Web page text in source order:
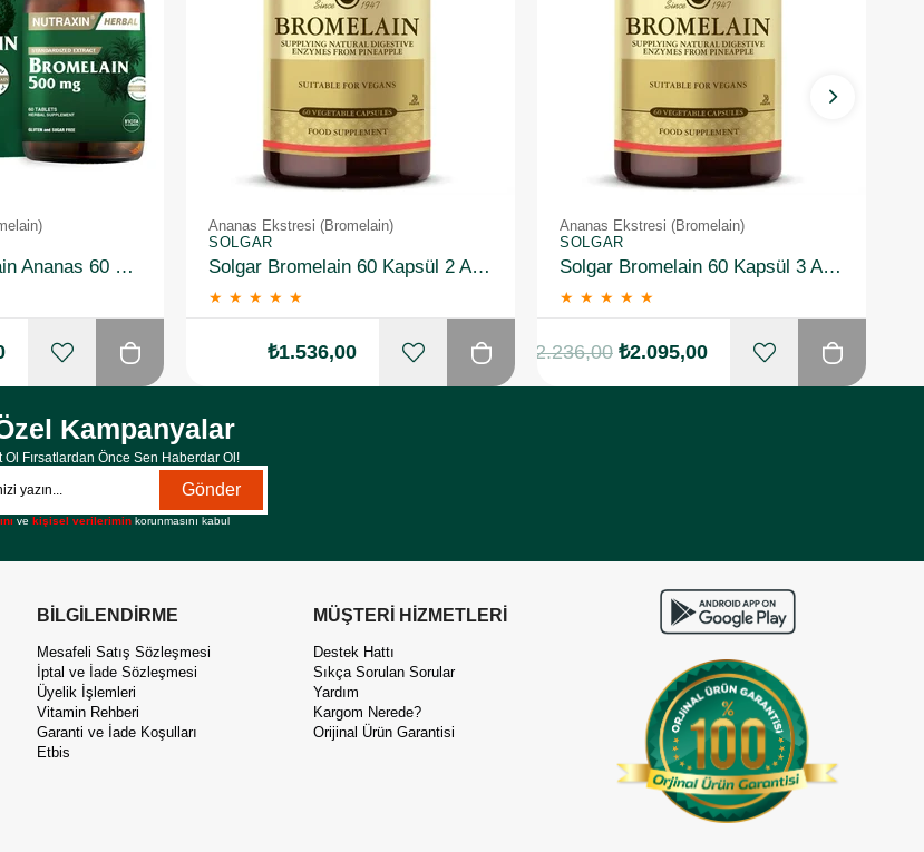
Nutraxin Bromelain Ananas 60 Kapsül
Ananas Ekstresi (Bromelain)
SOLGAR
Solgar Bromelain 60 Kapsül 2 Adet
★ ★ ★ ★ ★
₺1.536,00
Ananas Ekstresi (Bromelain)
SOLGAR
Solgar Bromelain 60 Kapsül 3 Adet
★ ★ ★ ★ ★
₺2.095,00
₺2.236,00
Kampanyalar
Ol Fırsatlardan Önce Sen Haberdar Ol!
Gönder
vekişisel verilerimin korunmasını kabul
BİLGİLENDİRME
Mesafeli Satış Sözleşmesi
İptal ve İade Sözleşmesi
Üyelik İşlemleri
Vitamin Rehberi
Garanti ve İade Koşulları
Etbis
MÜŞTERİ HİZMETLERİ
Destek Hattı
Sıkça Sorulan Sorular
Yardım
Kargom Nerede?
Orijinal Ürün Garantisi